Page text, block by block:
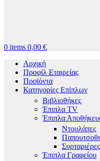
0 items 0,00 €
Αρχική
Προφίλ Εταιρείας
Προϊόντα
Κατηγορίες Επίπλων
Βιβλιοθήκες
Έπιπλα TV
Έπιπλα
Ντουλάπες
Έπιπλα Γραφείου